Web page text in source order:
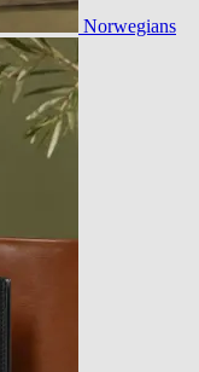
Norwegians